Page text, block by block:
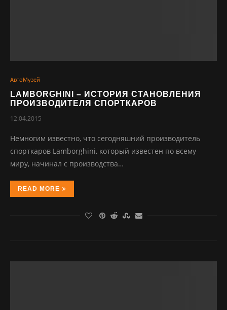
АвтоМузей
LAMBORGHINI – ИСТОРИЯ СТАНОВЛЕНИЯ
ПРОИЗВОДИТЕЛЯ СПОРТКАРОВ
12.04.2015
Немногим известно, что сегодняшний производитель
спорткаров Lamborghini, который известен по всему
миру, начинал с производства…
READ MORE